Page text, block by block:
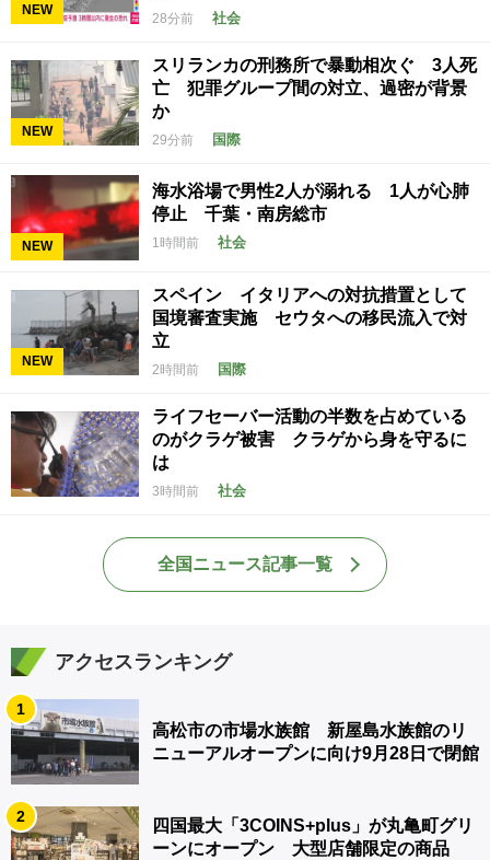
NEW
28分前 社会
NEW
スリランカの刑務所で暴動相次ぐ 3人死
亡 犯罪グループ間の対立、過密が背景
か
29分前 国際
NEW
海水浴場で男性2人が溺れる 1人が心肺
停止 千葉・南房総市
1時間前 社会
NEW
スペイン イタリアへの対抗措置として
国境審査実施 セウタへの移民流入で対
立
2時間前 国際
ライフセーバー活動の半数を占めている
のがクラゲ被害 クラゲから身を守るに
は
3時間前 社会
全国ニュース記事一覧
アクセスランキング
1
高松市の市場水族館 新屋島水族館のリ
ニューアルオープンに向け9月28日で閉館
2
四国最大「3COINS+plus」が丸亀町グリ
ーンにオープン 大型店舗限定の商品